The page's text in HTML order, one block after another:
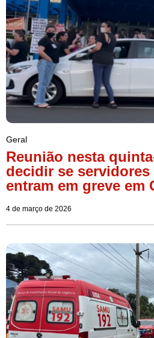
Geral
Reunião nesta
decidir se
entram em greve em
4 de março de 2026